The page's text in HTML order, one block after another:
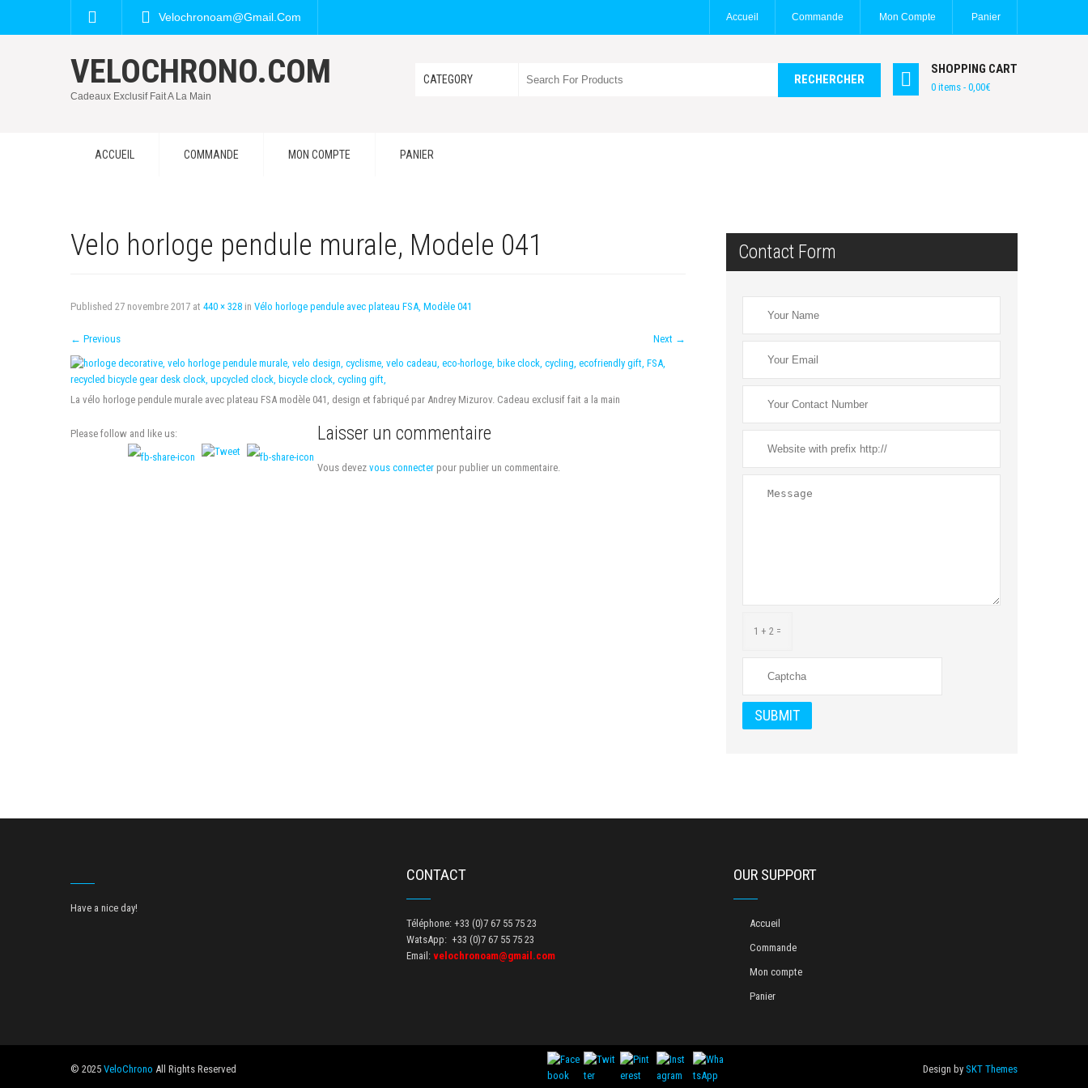
Velochronoam@gmail.com Accueil Commande Mon Compte Panier
VELOCHRONO.COM
Cadeaux Exclusif Fait A La Main
SHOPPING CART
0 items - 0,00€
ACCUEIL COMMANDE MON COMPTE PANIER
Velo horloge pendule murale, Modele 041
Published 27 novembre 2017 at 440 × 328 in Vélo horloge pendule avec plateau FSA, Modèle 041
← Previous Next →
La vélo horloge pendule murale avec plateau FSA modèle 041, design et fabriqué par Andrey Mizurov. Cadeau exclusif fait a la main
Please follow and like us: Laisser un commentaire
Vous devez vous connecter pour publier un commentaire.
Contact Form
1 + 2 =
Have a nice day!
CONTACT
Téléphone: +33 (0)7 67 55 75 23
WatsApp: +33 (0)7 67 55 75 23
Email:velochronoam@gmail.com
OUR SUPPORT
Accueil
Commande
Mon compte
Panier
© 2025 VeloChrono All Rights Reserved Design by SKT Themes